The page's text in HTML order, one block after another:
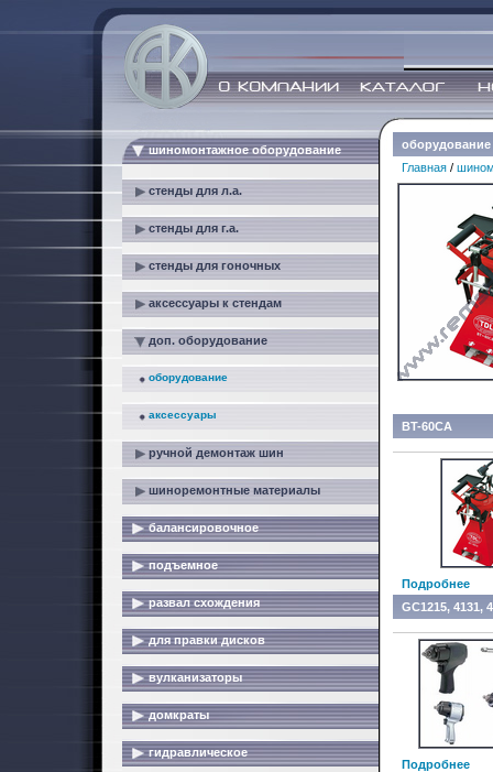
шиномонтажное оборудование
стенды для л.а.
стенды для г.а.
стенды для гоночных
аксессуары к стендам
доп. оборудование
оборудование
аксессуары
ручной демонтаж шин
шиноремонтные материалы
балансировочное
подъемное
развал схождения
для правки дисков
вулканизаторы
домкраты
гидравлическое
оборудование
Главная /
BT-60CA
Подробнее
GC1215, 4131,
Подробнее